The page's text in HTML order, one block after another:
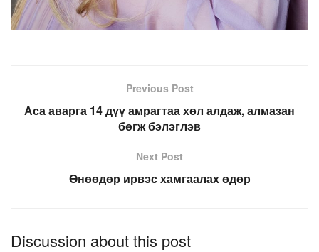
Previous Post
Аса аварга 14 дүү амрагтаа хөл алдаж, алмазан
бөгж бэлэглэв
Next Post
Өнөөдөр ирвэс хамгаалах өдөр
Discussion about this post